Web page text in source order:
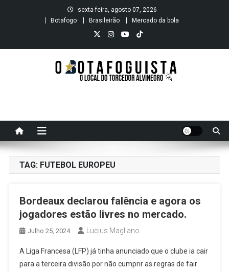
sexta-feira, agosto 07, 2026
Botafogo
Brasileirão Mercado da bola
TAG: FUTEBOL EUROPEU
Bordeaux declarou falência e agora os
jogadores estão livres no mercado.
Julho 25, 2024 Lucius Magliano
A Liga Francesa (LFP) já tinha anunciado que o clube ia cair
para a terceira divisão por não cumprir as regras de fair